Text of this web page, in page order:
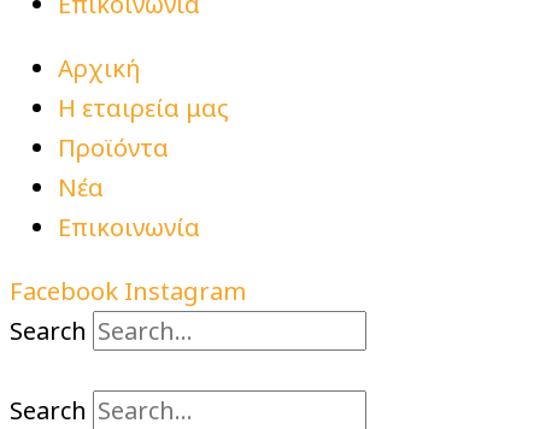
Αρχική
Η εταιρεία μας
Προϊόντα
Νέα
Επικοινωνία
Facebook Instagram
Search
Search